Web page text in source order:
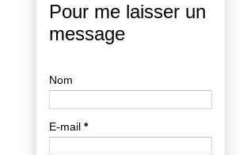
Pour me laisser un
message
Nom
E-mail *